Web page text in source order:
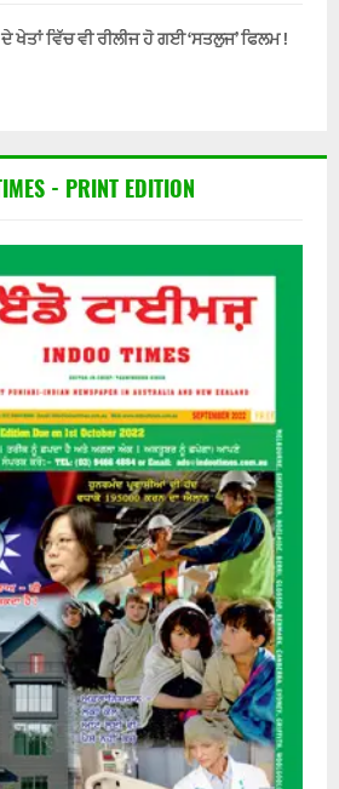
ਖੇਤਾਂ ਵਿੱਚ ਵੀ ਰੀਲੀਜ ਹੋ ਗਈ ‘ਸਤਲੁਜ’ ਫਿਲਮ !
- PRINT EDITION